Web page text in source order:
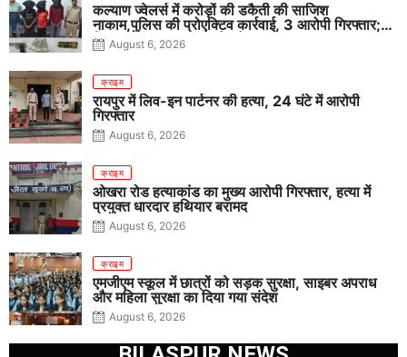
कल्याण ज्वेलर्स में करोड़ों की डकैती की साजिश
नाकाम,पुलिस की प्रोएक्टिव कार्रवाई, 3 आरोपी गिरफ्तार;
पिस्टल, कारतूस, चाकू और मोबाइल बरामद
August 6, 2026
क्राइम
रायपुर में लिव-इन पार्टनर की हत्या, 24 घंटे में आरोपी
गिरफ्तार
August 6, 2026
क्राइम
ओखरा रोड हत्याकांड का मुख्य आरोपी गिरफ्तार, हत्या में
प्रयुक्त धारदार हथियार बरामद
August 6, 2026
क्राइम
एमजीएम स्कूल में छात्रों को सड़क सुरक्षा, साइबर अपराध
और महिला सुरक्षा का दिया गया संदेश
August 6, 2026